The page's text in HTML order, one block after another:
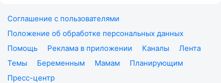
Соглашение с пользователями
Положение об обработке персональных данных
Помощь
Реклама в приложении Каналы
Лента
Темы
Беременным Мамам
Планирующим
Пресс-центр